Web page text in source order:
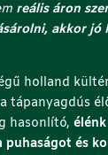
reális áron
akkor jó
holland
tápanyagdús
hasonlító,
puhaságot és